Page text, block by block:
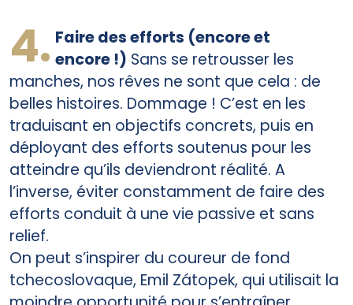
4. Faire des efforts (encore et
encore !) Sans se retrousser les
manches, nos rêves ne sont que cela : de
belles histoires. Dommage ! C’est en les
traduisant en objectifs concrets, puis en
déployant des efforts soutenus pour les
atteindre qu’ils deviendront réalité. A
l’inverse, éviter constamment de faire des
efforts conduit à une vie passive et sans
relief.
On peut s’inspirer du coureur de fond
tchecoslovaque, Emil Zátopek, qui utilisait la